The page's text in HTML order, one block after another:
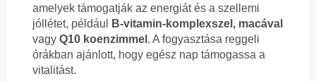
amelyek támogatják az energiát és a szellemi
jóllétet, például
B-vitamin-komplexszel, macával
vagy Q10 koenzimmel . A fogyasztása reggeli
órákban ajánlott, hogy egész nap támogassa a
vitalitást.